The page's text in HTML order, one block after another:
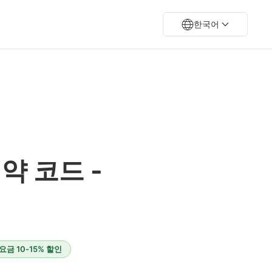
한국어
코드 -
금 10-15% 할인